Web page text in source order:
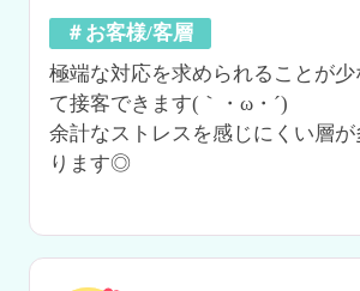
＃お客様/客層
極端な対応を求められることが少
て接客できます(｀・ω・´)
余計なストレスを感じにくい層
ります◎